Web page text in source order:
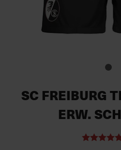
SC FREIBURG
ERW.